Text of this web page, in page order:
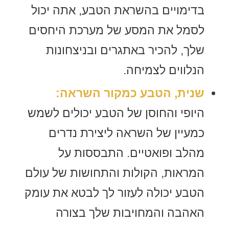
בדימויים בהשראת הטבע, אתה יכול
לסמל את המסע של מערכת היחסים
שלך, להכיר באתגרים ובניצחונות
הנלווים לצמיחה.
שנית, הטבע כמקור השראה:
היופי והחוסן של הטבע יכולים לשמש
כמעיין של השראה ליצירת נדרים
מהלב ופואטיים. התבססות על
המראות, הקולות והתחושות של עולם
הטבע יכולה לעזור לך לבטא את עומק
האהבה והמחויבות שלך בצורה